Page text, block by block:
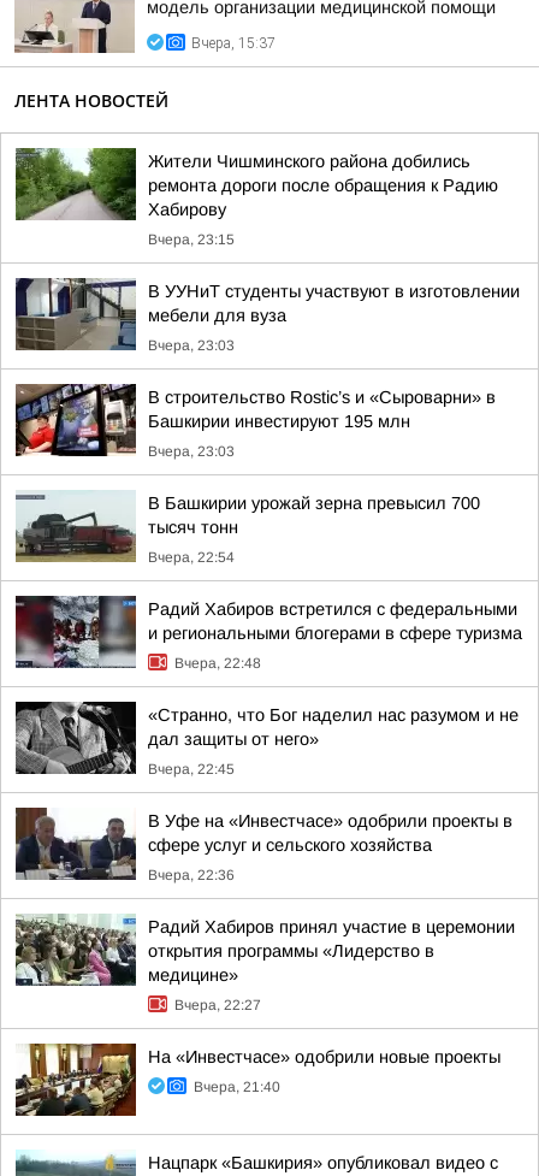
модель организации медицинской помощи
Вчера, 15:37
ЛЕНТА НОВОСТЕЙ
Жители Чишминского района добились
ремонта дороги после обращения к Радию
Хабирову
Вчера, 23:15
В УУНиТ студенты участвуют в изготовлении
мебели для вуза
Вчера, 23:03
В строительство Rostic’s и «Сыроварни» в
Башкирии инвестируют 195 млн
Вчера, 23:03
В Башкирии урожай зерна превысил 700
тысяч тонн
Вчера, 22:54
Радий Хабиров встретился с федеральными
и региональными блогерами в сфере туризма
Вчера, 22:48
«Странно, что Бог наделил нас разумом и не
дал защиты от него»
Вчера, 22:45
В Уфе на «Инвестчасе» одобрили проекты в
сфере услуг и сельского хозяйства
Вчера, 22:36
Радий Хабиров принял участие в церемонии
открытия программы «Лидерство в
медицине»
Вчера, 22:27
На «Инвестчасе» одобрили новые проекты
Вчера, 21:40
Нацпарк «Башкирия» опубликовал видео с